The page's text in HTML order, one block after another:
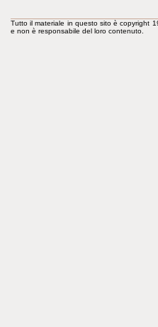
Tutto il materiale in questo sito è copyright
e non è responsabile del loro contenuto.